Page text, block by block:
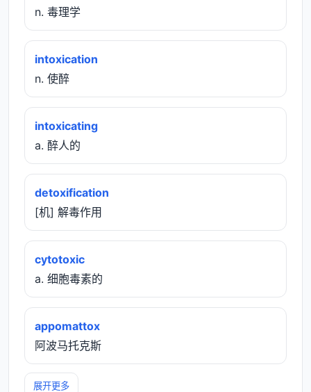
n. 毒理学
intoxication
n. 使醉
intoxicating
a. 醉人的
detoxification
[机] 解毒作用
cytotoxic
a. 细胞毒素的
appomattox
阿波马托克斯
展开更多